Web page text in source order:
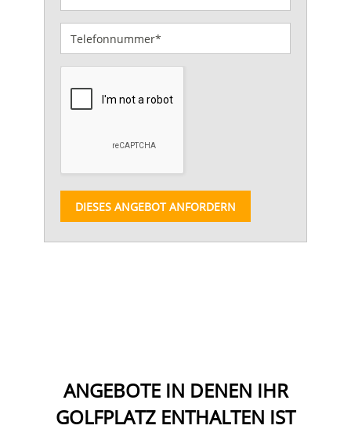
DIESES ANGEBOT ANFORDERN
ANGEBOTE IN DENEN IHR
GOLFPLATZ ENTHALTEN IST